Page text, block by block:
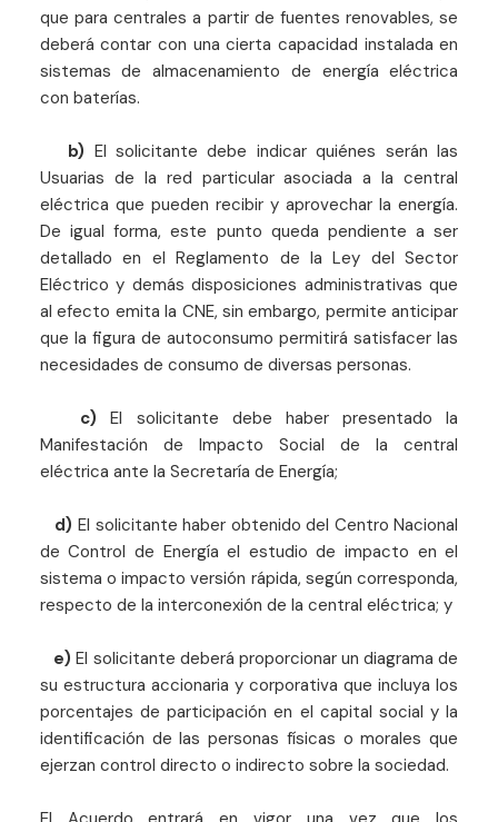
que para centrales a partir de fuentes renovables, se
deberá contar con una cierta capacidad instalada en
sistemas de almacenamiento de energía eléctrica
con baterías.
b) El solicitante debe indicar quiénes serán las
Usuarias de la red particular asociada a la central
eléctrica que pueden recibir y aprovechar la energía.
De igual forma, este punto queda pendiente a ser
detallado en el Reglamento de la Ley del Sector
Eléctrico y demás disposiciones administrativas que
al efecto emita la CNE, sin embargo, permite anticipar
que la figura de autoconsumo permitirá satisfacer las
necesidades de consumo de diversas personas.
c) El solicitante debe haber presentado la
Manifestación de Impacto Social de la central
eléctrica ante la Secretaría de Energía;
d) El solicitante haber obtenido del Centro Nacional
de Control de Energía el estudio de impacto en el
sistema o impacto versión rápida, según corresponda,
respecto de la interconexión de la central eléctrica; y
e) El solicitante deberá proporcionar un diagrama de
su estructura accionaria y corporativa que incluya los
porcentajes de participación en el capital social y la
identificación de las personas físicas o morales que
ejerzan control directo o indirecto sobre la sociedad.